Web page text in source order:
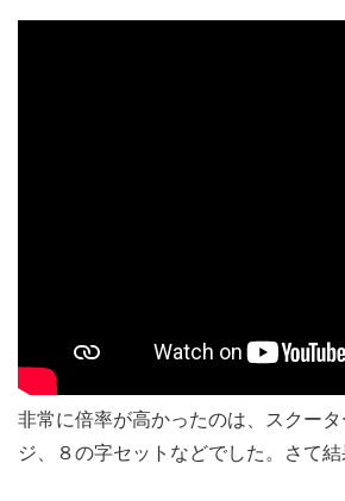
非常に倍率が高かったのは、スクー
ジ、８の字セットなどでした。さて